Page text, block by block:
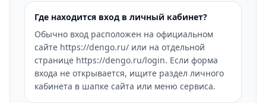
Где находится вход в личный кабинет?
Обычно вход расположен на официальном
сайте https://dengo.ru/ или на отдельной
странице https://dengo.ru/login. Если форма
входа не открывается, ищите раздел личного
кабинета в шапке сайта или меню сервиса.